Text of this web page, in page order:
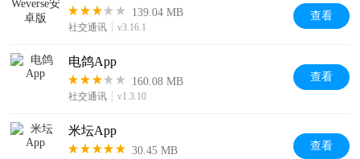
139.04 MB
社交通讯 v3.16.1
查看
电鸽App
160.08 MB
社交通讯 v1.3.10
查看
米坛App
30.45 MB 查看